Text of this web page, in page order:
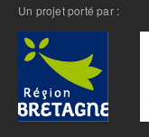
Un projet porté par :